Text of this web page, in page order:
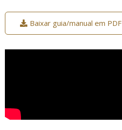
Baixar guia/manual em PDF